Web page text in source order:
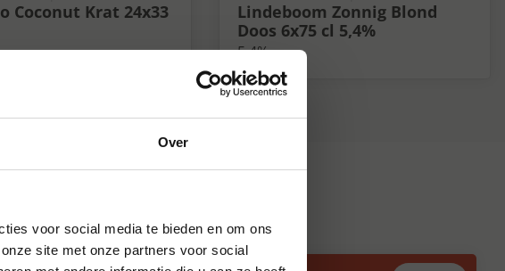
Over
voor social media te bieden en om ons
site met onze partners voor social
Coconut Krat 24x33
Lindeboom Zonnig Blond
Doos 6x75 cl 5,4%
5.4%